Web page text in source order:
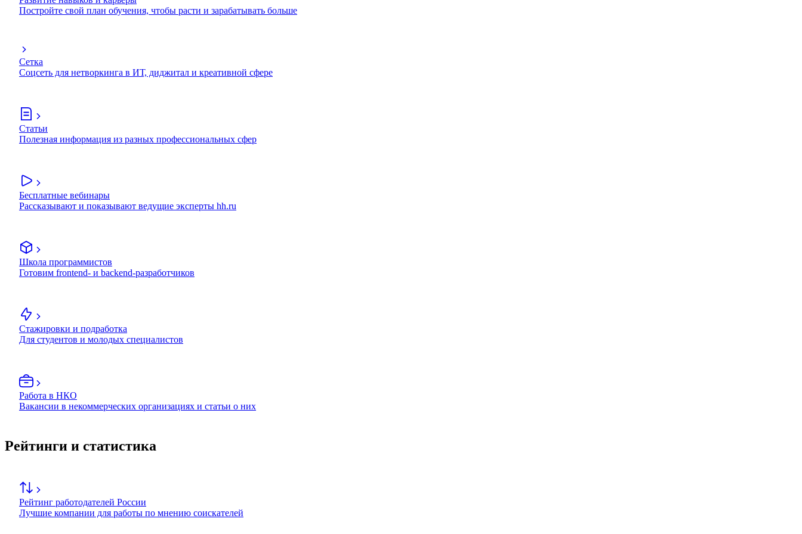
Постройте свой план обучения, чтобы расти и зарабатывать больше
Сетка
Соцсеть для нетворкинга в ИТ, диджитал и креативной сфере
Статьи
Полезная информация из разных профессиональных сфер
Бесплатные вебинары
Рассказывают и показывают ведущие эксперты hh.ru
Школа программистов
Готовим frontend- и backend-разработчиков
Стажировки и подработка
Для студентов и молодых специалистов
Работа в НКО
Вакансии в некоммерческих организациях и статьи о них
Рейтинги и статистика
Рейтинг работодателей России
Лучшие компании для работы по мнению соискателей